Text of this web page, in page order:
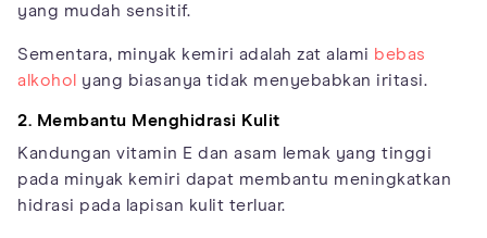
yang mudah sensitif.
Sementara, minyak kemiri adalah zat alami bebas
alkohol yang biasanya tidak menyebabkan iritasi.
2. Membantu Menghidrasi Kulit
Kandungan vitamin E dan asam lemak yang tinggi
pada minyak kemiri dapat membantu meningkatkan
hidrasi pada lapisan kulit terluar.